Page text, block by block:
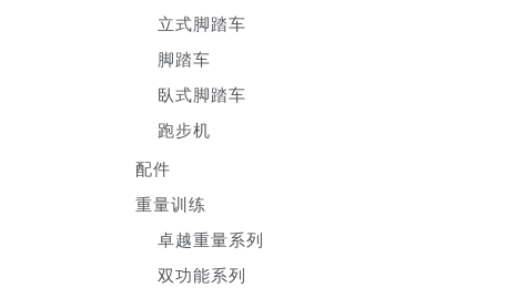
立式脚踏车
脚踏车
臥式脚踏车
跑步机
配件
重量训练
卓越重量系列
双功能系列